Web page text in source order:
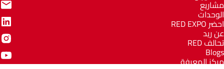
مشاريع
الوحدات
احضر RED EXPO
عن ريد
تحالف RED
Blogs
مركز المعرفة